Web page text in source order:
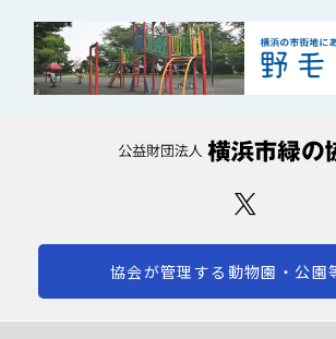
協会が管理する動物園・公園